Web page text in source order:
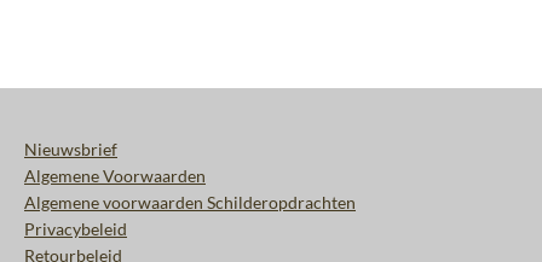
Nieuwsbrief
Algemene Voorwaarden
Algemene voorwaarden Schilderopdrachten
Privacybeleid
Retourbeleid